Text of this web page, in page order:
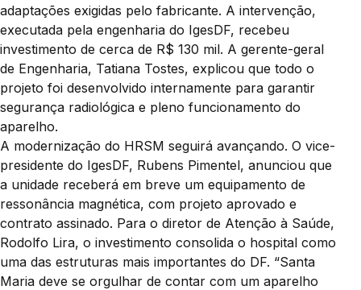
adaptações exigidas pelo fabricante. A intervenção,
executada pela engenharia do IgesDF, recebeu
investimento de cerca de R$ 130 mil. A gerente-geral
de Engenharia, Tatiana Tostes, explicou que todo o
projeto foi desenvolvido internamente para garantir
segurança radiológica e pleno funcionamento do
aparelho.
A modernização do HRSM seguirá avançando. O vice-
presidente do IgesDF, Rubens Pimentel, anunciou que
a unidade receberá em breve um equipamento de
ressonância magnética, com projeto aprovado e
contrato assinado. Para o diretor de Atenção à Saúde,
Rodolfo Lira, o investimento consolida o hospital como
uma das estruturas mais importantes do DF. “Santa
Maria deve se orgulhar de contar com um aparelho